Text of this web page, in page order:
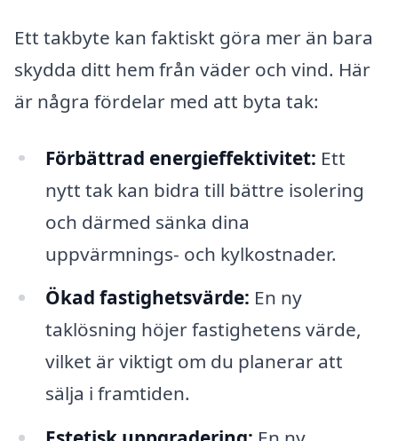
Ett takbyte kan faktiskt göra mer än bara
skydda ditt hem från väder och vind. Här
är några fördelar med att byta tak:
Förbättrad energieffektivitet: Ett
nytt tak kan bidra till bättre isolering
och därmed sänka dina
uppvärmnings- och kylkostnader.
Ökad fastighetsvärde: En ny
taklösning höjer fastighetens värde,
vilket är viktigt om du planerar att
sälja i framtiden.